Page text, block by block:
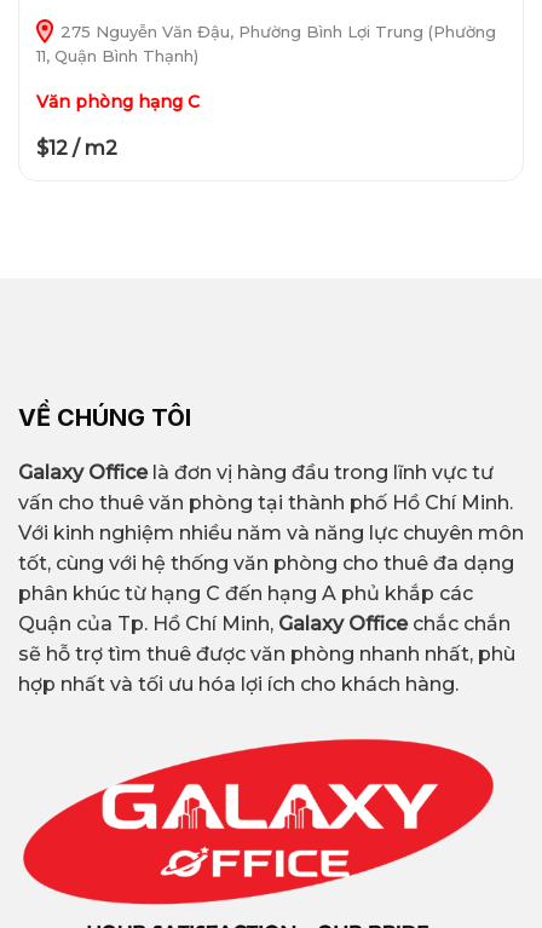
275 Nguyễn Văn Đậu, Phường Bình Lợi Trung (Phường
11, Quận Bình Thạnh)
Văn phòng hạng C
$12 / m2
VỀ CHÚNG TÔI
Galaxy Officelà đơn vị hàng đầu trong lĩnh vực tư
vấn cho thuê văn phòng tại thành phố Hồ Chí Minh.
Với kinh nghiệm nhiều năm và năng lực chuyên môn
tốt, cùng với hệ thống văn phòng cho thuê đa dạng
phân khúc từ hạng C đến hạng A phủ khắp các
Quận của Tp. Hồ Chí Minh, Galaxy Office chắc chắn
sẽ hỗ trợ tìm thuê được văn phòng nhanh nhất, phù
hợp nhất và tối ưu hóa lợi ích cho khách hàng.